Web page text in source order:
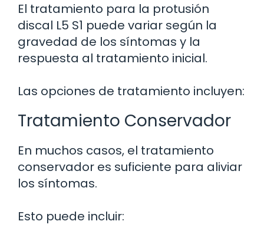
El tratamiento para la protusión
discal L5 S1 puede variar según la
gravedad de los síntomas y la
respuesta al tratamiento inicial.
Las opciones de tratamiento incluyen:
Tratamiento Conservador
En muchos casos, el tratamiento
conservador es suficiente para aliviar
los síntomas.
Esto puede incluir: